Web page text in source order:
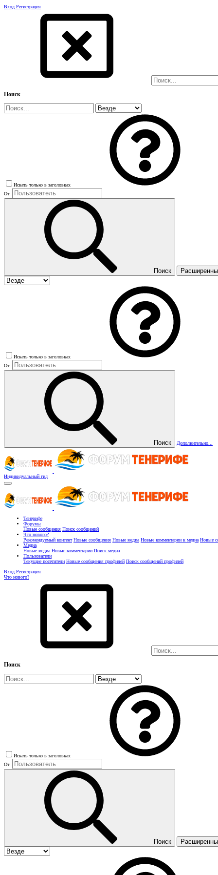
Вход Регистрация
Поиск
Искать только в заголовках
От:
Поиск
Искать только в заголовках
От:
Поиск Дополнительно...
Индивидуальный гид
Тенерифе
Форумы
Новые сообщения Поиск сообщений
Что нового?
Рекомендуемый контент Новые сообщения Новые медиа Новые комментарии к медиа Новые
Медиа
Новые медиа Новые комментарии Поиск медиа
Пользователи
Текущие посетители Новые сообщения профилей Поиск сообщений профилей
Вход Регистрация
Что нового?
Поиск
Искать только в заголовках
От:
Поиск